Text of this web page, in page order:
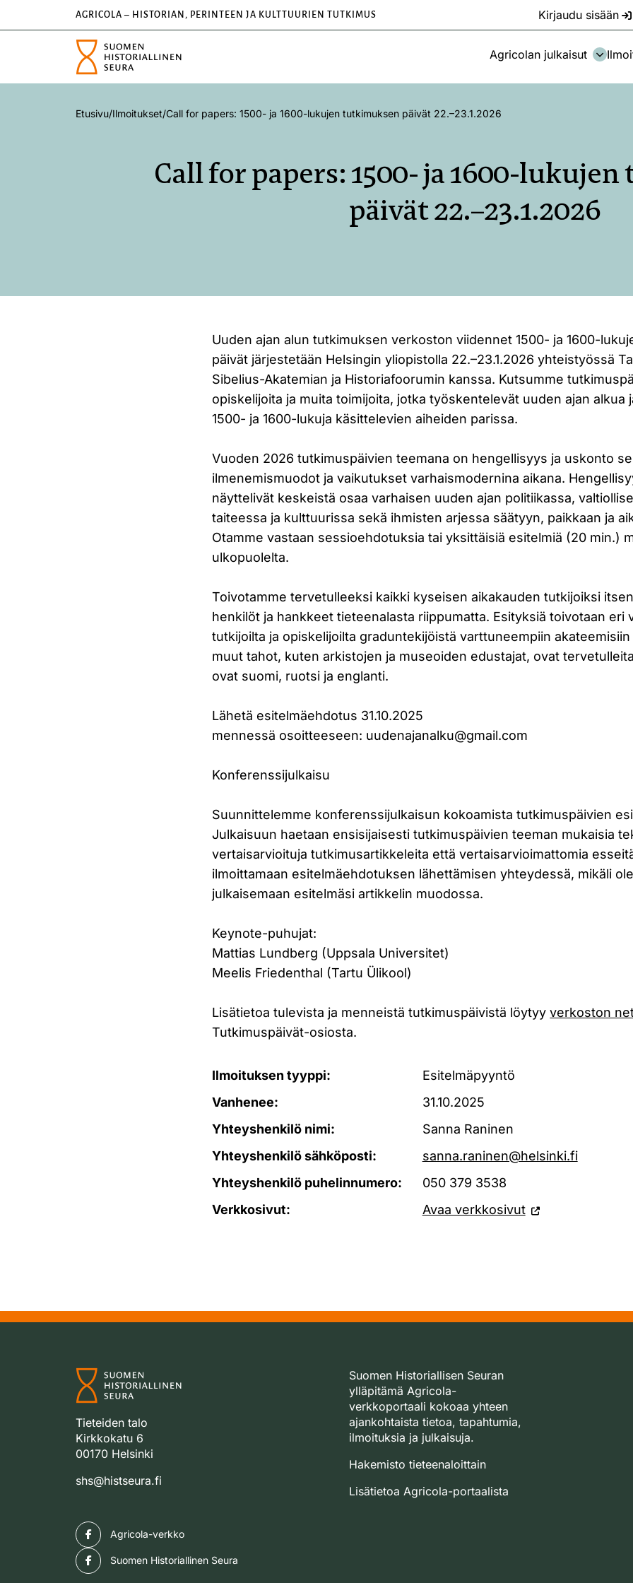
AGRICOLA – HISTORIAN, PERINTEEN JA KULTTUURIEN TUTKIMUS Kirjaudu sisään
Agricolan julkaisut
Etusivu/Ilmoitukset/Call for papers: 1500- ja 1600-lukujen tutkimuksen päivät 22.–23.1.2026
Call for papers: 1500- ja 1600-
päivät 22.–23.1.2026
Uuden ajan alun tutkimuksen verkoston viidennet 1500- ja 1600-
päivät järjestetään Helsingin yliopistolla 22.–23.1.2026 yhteistyössä
Sibelius-Akatemian ja Historiafoorumin kanssa. Kutsumme
opiskelijoita ja muita toimijoita, jotka työskentelevät uuden ajan alkua
1500- ja 1600-lukuja käsittelevien aiheiden parissa.
Vuoden 2026 tutkimuspäivien teemana on hengellisyys ja uskonto
ilmenemismuodot ja vaikutukset varhaismodernina aikana.
näyttelivät keskeistä osaa varhaisen uuden ajan politiikassa,
taiteessa ja kulttuurissa sekä ihmisten arjessa säätyyn, paikkaan ja
Otamme vastaan sessioehdotuksia tai yksittäisiä esitelmiä (20 min.)
ulkopuolelta.
Toivotamme tervetulleeksi kaikki kyseisen aikakauden tutkijoiksi
henkilöt ja hankkeet tieteenalasta riippumatta. Esityksiä toivotaan eri
tutkijoilta ja opiskelijoilta graduntekijöistä varttuneempiin
muut tahot, kuten arkistojen ja museoiden edustajat, ovat
ovat suomi, ruotsi ja englanti.
Lähetä esitelmäehdotus 31.10.2025
mennessä osoitteeseen: uudenajanalku@gmail.com
Konferenssijulkaisu
Suunnittelemme konferenssijulkaisun kokoamista tutkimuspäivien
Julkaisuun haetaan ensisijaisesti tutkimuspäivien teeman mukaisia
vertaisarvioituja tutkimusartikkeleita että vertaisarvioimattomia
ilmoittamaan esitelmäehdotuksen lähettämisen yhteydessä, mikäli
julkaisemaan esitelmäsi artikkelin muodossa.
Keynote-puhujat:
Mattias Lundberg (Uppsala Universitet)
Meelis Friedenthal (Tartu Ülikool)
Lisätietoa tulevista ja menneistä tutkimuspäivistä löytyyverkoston
Tutkimuspäivät-osiosta.
Ilmoituksen tyyppi:
Esitelmäpyyntö
Vanhenee:
31.10.2025
Yhteyshenkilö nimi:
Sanna Raninen
Yhteyshenkilö sähköposti:
sanna.raninen@helsinki.fi
Yhteyshenkilö puhelinnumero:
050 379 3538
Verkkosivut:
Avaa verkkosivut
Tieteiden talo
Kirkkokatu 6
00170 Helsinki
shs@histseura.fi
Suomen Historiallisen Seuran
ylläpitämä Agricola-
verkkoportaali kokoaa yhteen
ajankohtaista tietoa, tapahtumia,
ilmoituksia ja julkaisuja.
Hakemisto tieteenaloittain
Lisätietoa Agricola-portaalista
Agricola-verkko
Suomen Historiallinen Seura